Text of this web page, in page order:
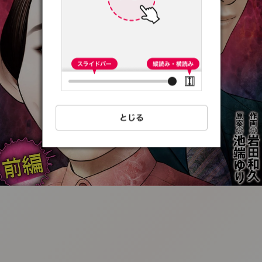
:692.15.691.75:t-
vnqp.lunrzsdszk.vn.oi